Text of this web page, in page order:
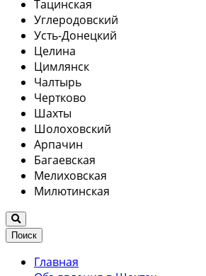
Тацинская
Углеродовский
Усть-Донецкий
Целина
Цимлянск
Чалтырь
Чертково
Шахты
Шолоховский
Арпачин
Багаевская
Мелиховская
Милютинская
Поиск
Главная